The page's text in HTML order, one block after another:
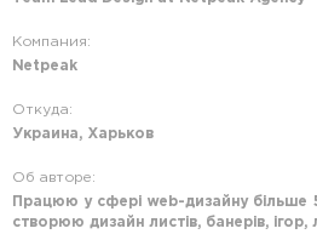
Компания:
Netpeak
Откуда:
Украина, Харьков
Об авторе:
Працюю у сфері web-дизайну більше
створюю дизайн листів, банерів,